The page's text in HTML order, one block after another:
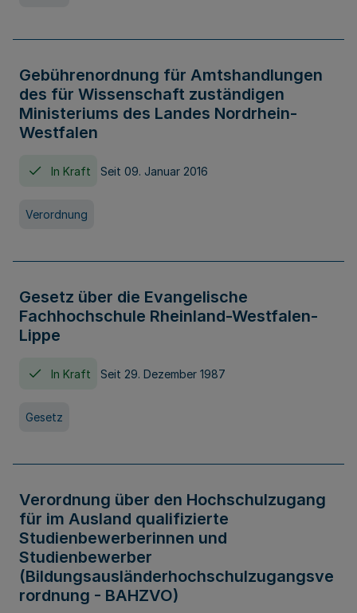
Gebührenordnung für Amtshandlungen
des für Wissenschaft zuständigen
Ministeriums des Landes Nordrhein-
Westfalen
In Kraft Seit 09. Januar 2016
Verordnung
Gesetz über die Evangelische
Fachhochschule Rheinland-Westfalen-
Lippe
In Kraft Seit 29. Dezember 1987
Gesetz
Verordnung über den Hochschulzugang
für im Ausland qualifizierte
Studienbewerberinnen und
Studienbewerber
(Bildungsausländerhochschulzugangsve
rordnung - BAHZVO)